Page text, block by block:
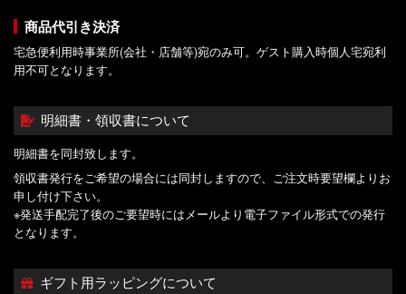
商品代引き決済
宅急便利用時事業所(会社・店舗等)宛のみ可。ゲスト購入時個人宅宛利
用不可となります。
明細書・領収書について
明細書を同封致します。
領収書発行をご希望の場合には同封しますので、ご注文時要望欄よりお
申し付け下さい。
※発送手配完了後のご要望時にはメールより電子ファイル形式での発行
となります。
ギフト用ラッピングについて